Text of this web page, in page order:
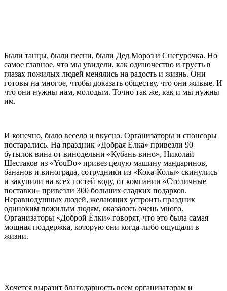
Были танцы, были песни, были Дед Мороз и Снегурочка. Но
самое главное, что мы увидели, как одиночество и грусть в
глазах пожилых людей менялись на радость и жизнь. Они
готовы на многое, чтобы доказать обществу, что они живые. И
что они нужны нам, молодым. Точно так же, как и мы нужны
им.
И конечно, было весело и вкусно. Организаторы и спонсоры
постарались. На праздник «Добрая Ёлка» привезли 90
бутылок вина от винодельни «Кубань-вино», Николай
Шестаков из «YouDo» привез целую машину мандаринов,
бананов и винограда, сотрудники из «Кока-Колы» скинулись
и закупили на всех гостей воду, от компании «Столичные
поставки» привезли 300 больших сладких подарков.
Неравнодушных людей, желающих устроить праздник
одиноким пожилым людям, оказалось очень много.
Организаторы «Доброй Ёлки» говорят, что это была самая
мощная поддержка, которую они когда-либо ощущали в
жизни.
Хочется выразит благодарность всем организаторам и